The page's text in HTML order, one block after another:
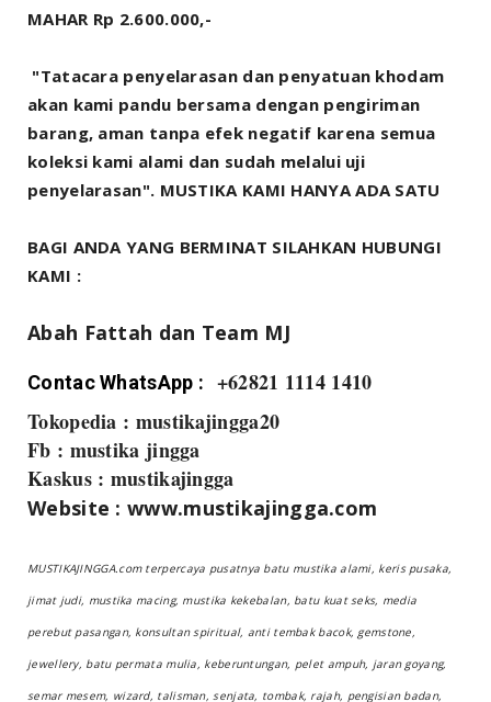
MAHAR Rp 2.600.000,-
"Tatacara penyelarasan dan penyatuan khodam
akan kami pandu bersama dengan pengiriman
barang, aman tanpa efek negatif karena semua
koleksi kami alami dan sudah melalui uji
penyelarasan". MUSTIKA KAMI HANYA ADA SATU
BAGI ANDA YANG BERMINAT SILAHKAN HUBUNGI
KAMI :
Abah Fattah dan Team MJ
Contac WhatsApp :
+62821 1114 1410
Tokopedia : mustikajingga20
Fb : mustika jingga
Kaskus : mustikajingga
Website : www.mustikajingga.com
MUSTIKAJINGGA.com terpercaya pusatnya batu mustika alami, keris pusaka,
jimat judi, mustika macing, mustika kekebalan, batu kuat seks, media
perebut pasangan, konsultan spiritual, anti tembak bacok, gemstone,
jewellery, batu permata mulia, keberuntungan, pelet ampuh, jaran goyang,
semar mesem, wizard, talisman, senjata, tombak, rajah, pengisian badan,